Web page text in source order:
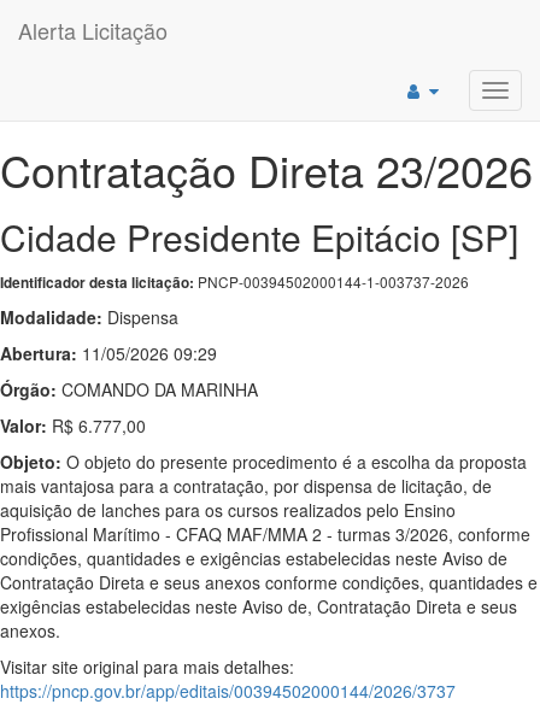
Alerta Licitação
Contratação Direta 23/2026
Cidade Presidente Epitácio [SP]
Identificador desta licitação: PNCP-00394502000144-1-003737-2026
Modalidade: Dispensa
Abertura: 11/05/2026 09:29
Órgão: COMANDO DA MARINHA
Valor: R$ 6.777,00
Objeto: O objeto do presente procedimento é a escolha da proposta
mais vantajosa para a contratação, por dispensa de licitação, de
aquisição de lanches para os cursos realizados pelo Ensino
Profissional Marítimo - CFAQ MAF/MMA 2 - turmas 3/2026, conforme
condições, quantidades e exigências estabelecidas neste Aviso de
Contratação Direta e seus anexos conforme condições, quantidades e
exigências estabelecidas neste Aviso de, Contratação Direta e seus
anexos.
Visitar site original para mais detalhes:
https://pncp.gov.br/app/editais/00394502000144/2026/3737